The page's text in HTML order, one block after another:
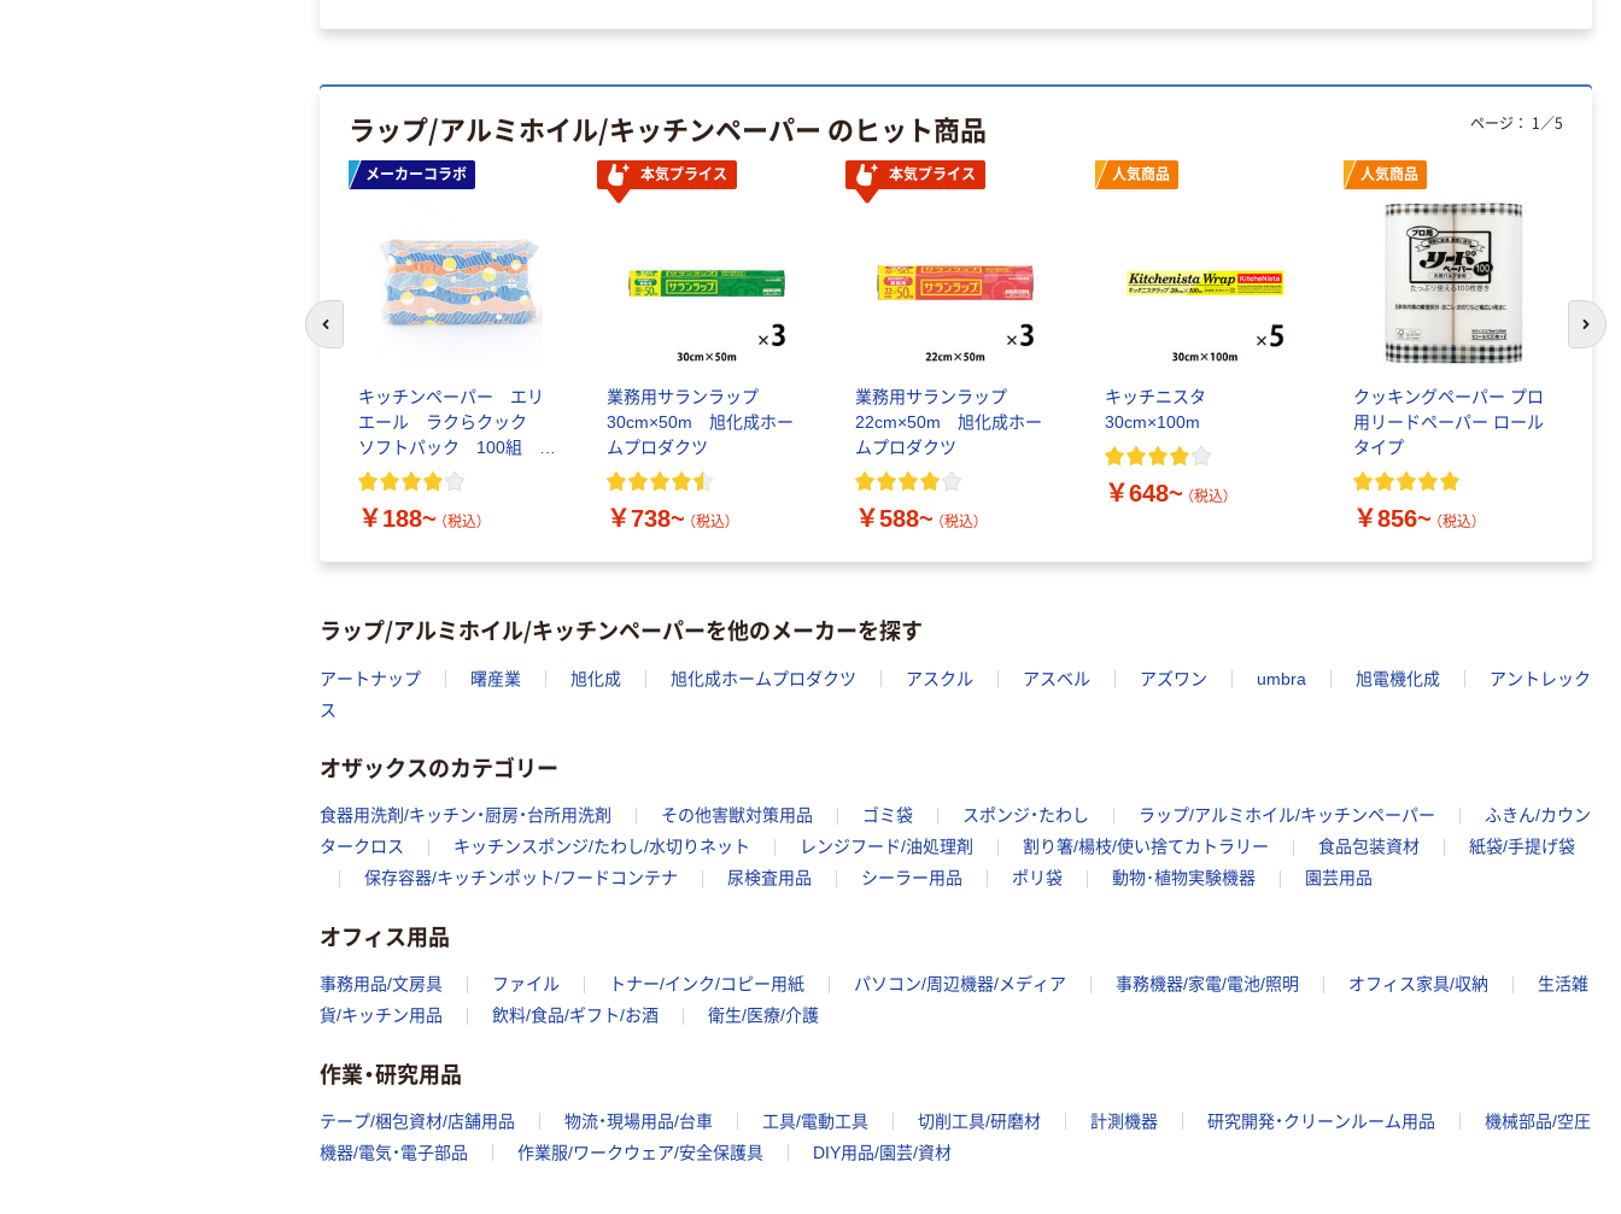
ラップ/アルミホイル/キッチンペーパー のヒット商品
メーカーコラボ
キッチンペーパー エリ
エール ラクらクック
ソフトパック 100組
【ASKUL・LOHACO限定デ
￥188~ （税込）
本気プライス
業務用サランラップ
30cm×50m 旭化成ホー
ムプロダクツ
￥738~ （税込）
本気プライス
業務用サランラップ
22cm×50m 旭化成ホー
ムプロダクツ
￥588~ （税込）
人気商品
キッチニスタ
30cm×100m
￥648~ （税込）
人気商品
クッキングペーパー プロ
用リードペーパー ロール
タイプ
￥856~ （税込）
ページ： 1 ／5
前のスライドへ 次
ラップ/アルミホイル/キッチンペーパーを他のメーカーを探す
アートナップ 曙産業 旭化成 旭化成ホームプロダクツ アスクル アスベル アズワン umbra 旭電機化成
アントレック
ス
オザックスのカテゴリー
食器用洗剤/キッチン・厨房・台所用洗剤 その他害獣対策用品 ゴミ袋 スポンジ・たわし ラップ/アルミホイル/キッチンペーパー
ふきん/カウン
タークロス
キッチンスポンジ/たわし/水切りネット レンジフード/油処理剤 割り箸/楊枝/使い捨てカトラリー 食品包装資材
紙袋/手提げ袋
保存容器/キッチンポット/フードコンテナ
尿検査用品 シーラー用品 ポリ袋 動物･植物実験機器 園芸用品
オフィス用品
事務用品/文房具 ファイル トナー/インク/コピー用紙 パソコン/周辺機器/メディア 事務機器/家電/電池/照明 オフィス家具/収納
生活雑
貨/キッチン用品
飲料/食品/ギフト/お酒 衛生/医療/介護
作業・研究用品
テープ/梱包資材/店舗用品 物流・現場用品/台車 工具/電動工具 切削工具/研磨材 計測機器 研究開発・クリーンルーム用品
機械部品/空圧
機器/電気・電子部品
作業服/ワークウェア/安全保護具 DIY用品/園芸/資材